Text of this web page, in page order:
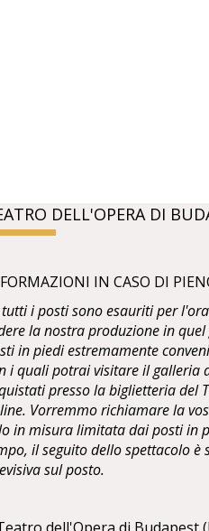
DELL'OPERA DI
IN CASO DI
tutti i posti sono esauriti per
la nostra produzione in
in piedi estremamente
i quali potrai visitare il galleria
presso la biglietteria del
Vorremmo richiamare la
in misura limitata dai posti in
il seguito dello spettacolo
sul posto.